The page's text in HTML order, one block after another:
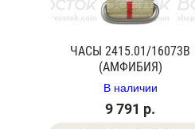
ЧАСЫ 2415.01/16073В
(АМФИБИЯ)
В наличии
9 791 р.